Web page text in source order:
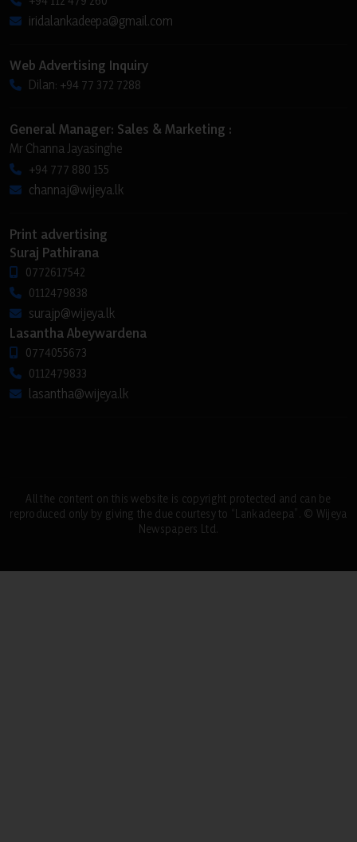
iridalankadeepa@gmail.com
Web Advertising Inquiry
Dilan: +94 77 372 7288
General Manager: Sales & Marketing :
Mr Channa Jayasinghe
+94 777 880 155
channaj@wijeya.lk
Print advertising
Suraj Pathirana
0772617542
0112479838
surajp@wijeya.lk
Lasantha Abeywardena
0774055673
0112479833
lasantha@wijeya.lk
All the content on this website is copyright protected and can be
reproduced only by giving the due courtesy to “Lankadeepa”. © Wijeya
Newspapers Ltd.